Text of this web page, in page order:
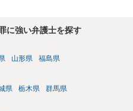
に強い弁護士を探す
山形県 福島県
県 栃木県 群馬県